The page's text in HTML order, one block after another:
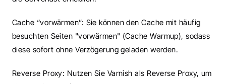
Cache “vorwärmen”: Sie können den Cache mit häufig
besuchten Seiten "vorwärmen" (Cache Warmup), sodass
diese sofort ohne Verzögerung geladen werden.
Reverse Proxy: Nutzen Sie Varnish als Reverse Proxy, um